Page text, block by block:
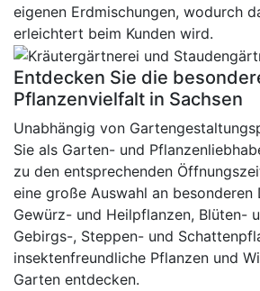
eigenen Erdmischungen, wodurch
erleichtert beim Kunden wird.
Entdecken Sie die
Pflanzenvielfalt in Sachsen
Unabhängig von
Sie als Garten- und
zu den entsprechenden
eine große Auswahl an besonderen
Gewürz- und Heilpflanzen, Blüten-
Gebirgs-, Steppen- und
insektenfreundliche Pflanzen und
Garten entdecken.